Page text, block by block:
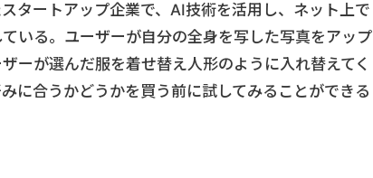
タートアップ企業で、AI技術を活用し、ネット上で
いる。ユーザーが自分の全身を写した写真をアップ
ーが選んだ服を着せ替え人形のように入れ替えてく
に合うかどうかを買う前に試してみることができる